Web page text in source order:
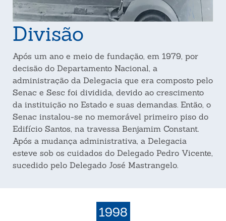
Divisão
Após um ano e meio de fundação, em 1979, por
decisão do Departamento Nacional, a
administração da Delegacia que era composto pelo
Senac e Sesc foi dividida, devido ao crescimento
da instituição no Estado e suas demandas. Então, o
Senac instalou-se no memorável primeiro piso do
Edifício Santos, na travessa Benjamim Constant.
Após a mudança administrativa, a Delegacia
esteve sob os cuidados do Delegado Pedro Vicente,
sucedido pelo Delegado José Mastrangelo.
1998